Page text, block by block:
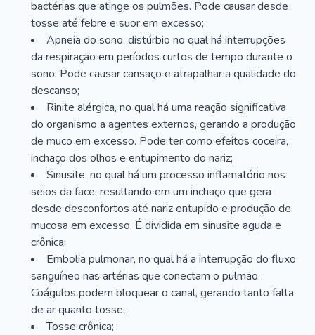
bactérias que atinge os pulmões. Pode causar desde
tosse até febre e suor em excesso;
Apneia do sono, distúrbio no qual há interrupções
da respiração em períodos curtos de tempo durante o
sono. Pode causar cansaço e atrapalhar a qualidade do
descanso;
Rinite alérgica, no qual há uma reação significativa
do organismo a agentes externos, gerando a produção
de muco em excesso. Pode ter como efeitos coceira,
inchaço dos olhos e entupimento do nariz;
Sinusite, no qual há um processo inflamatório nos
seios da face, resultando em um inchaço que gera
desde desconfortos até nariz entupido e produção de
mucosa em excesso. É dividida em sinusite aguda e
crônica;
Embolia pulmonar, no qual há a interrupção do fluxo
sanguíneo nas artérias que conectam o pulmão.
Coágulos podem bloquear o canal, gerando tanto falta
de ar quanto tosse;
Tosse crônica;